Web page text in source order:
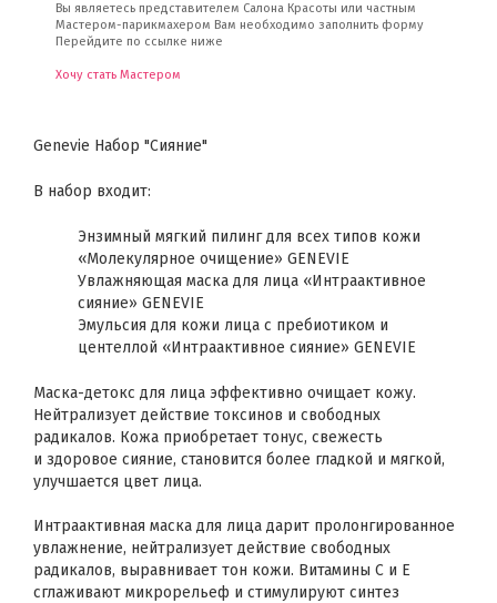
Вы являетесь представителем Салона Красоты или частным
Мастером-парикмахером Вам необходимо заполнить форму
Перейдите по ссылке ниже
Хочу стать Мастером
Genevie Набор "Сияние"
В набор входит:
Энзимный мягкий пилинг для всех типов кожи
«Молекулярное очищение» GENEVIE
Увлажняющая маска для лица «Интраактивное
сияние» GENEVIE
Эмульсия для кожи лица с пребиотиком и
центеллой «Интраактивное сияние» GENEVIE
Маска-детокс для лица эффективно очищает кожу.
Нейтрализует действие токсинов и свободных
радикалов. Кожа приобретает тонус, свежесть
и здоровое сияние, становится более гладкой и мягкой,
улучшается цвет лица.
Интраактивная маска для лица дарит пролонгированное
увлажнение, нейтрализует действие свободных
радикалов, выравнивает тон кожи. Витамины C и E
сглаживают микрорельеф и стимулируют синтез